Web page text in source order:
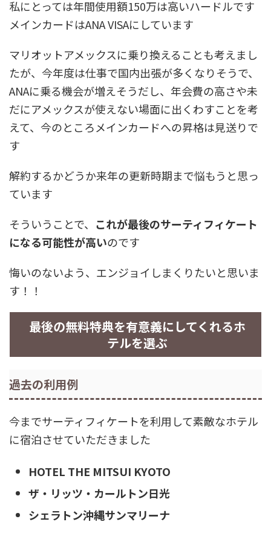
私にとっては年間使用額150万は高いハードルです
メインカードはANA VISAにしています
マリオットアメックスに乗り換えることも考えまし
たが、今年度は仕事で国内出張が多くなりそうで、
ANAに乗る機会が増えそうだし、年会費の高さや未
だにアメックスが使えない場面に出くわすことを考
えて、今のところメインカードへの昇格は見送りで
す
解約するかどうか来年の更新時期まで悩もうと思っ
ています
そういうことで、 これが最後のサーティフィケート
になる可能性が高いのです
悔いのないよう、エンジョイしまくりたいと思いま
す！！
最後の無料特典を有意義にしてくれるホ
テルを選ぶ
過去の利用例
今までサーティフィケートを利用して素敵なホテル
に宿泊させていただきました
HOTEL THE MITSUI KYOTO
ザ・リッツ・カールトン日光
シェラトン沖縄サンマリーナ